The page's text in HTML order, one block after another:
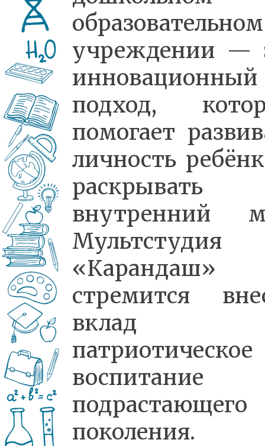
образовательном
учреждении —
инновационный
подход,
помогает
личность
раскрывать
внутренний
Мультстудия
«Карандаш»
стремится
вклад
патриотическое
воспитание
подрастающего
поколения.